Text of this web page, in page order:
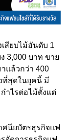
สียบไม้อันดับ 1
3,000 บาท ขาย
แล้วกว่า 400
ที่สุดในยุคนี้ มี
ำไรต่อไม้ตั้งแต่
ศนียบัตรธุรกิจแฟ